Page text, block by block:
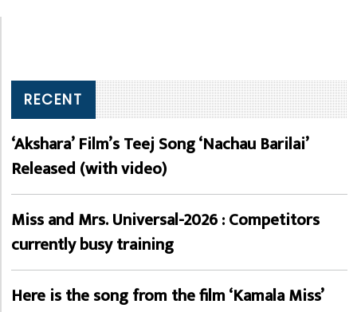
RECENT
‘Akshara’ Film’s Teej Song ‘Nachau Barilai’
Released (with video)
Miss and Mrs. Universal-2026 : Competitors
currently busy training
Here is the song from the film ‘Kamala Miss’